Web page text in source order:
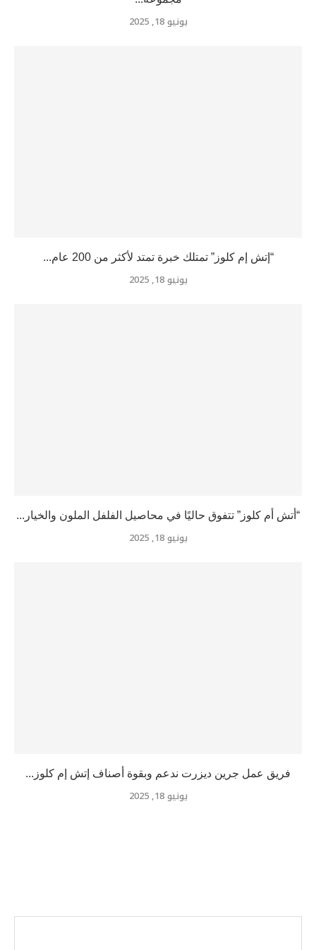
يونيو 18, 2025
“إتش إم كلوز” تمتلك خبرة تمتد لأكثر من 200 عام...
يونيو 18, 2025
“أتش أم كلوز” تتفوق حاليًا في محاصيل الفلفل الملون والخيار...
يونيو 18, 2025
فريق عمل جرين ديزرت ندعم وبقوة أصناف إتش إم كلوز...
يونيو 18, 2025